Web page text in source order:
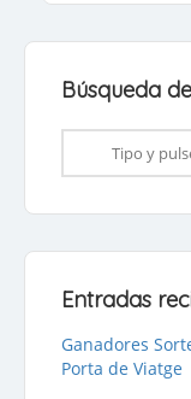
Búsqueda
Entradas
Ganadores
Porta de Viatge